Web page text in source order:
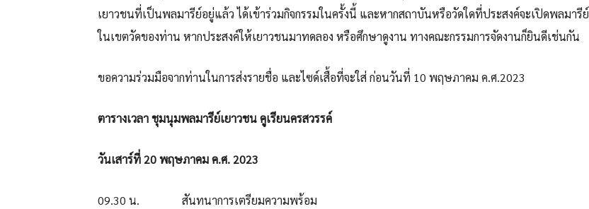
เยาวชนที่เป็นพลมารีย์อยู่แล้ว ได้เข้าร่วมกิจกรรมในครั้งนี้ และหากสถาบันหรือวัดใดที่ประสงค์จะเปิดพลมารีย์
ในเขตวัดของท่าน หากประสงค์ให้เยาวชนมาทดลอง หรือศึกษาดูงาน ทางคณะกรรมการจัดงานก็ยินดีเช่นกัน
ขอความร่วมมือจากท่านในการส่งรายชื่อ และไซด์เสื้อที่จะใส่ ก่อนวันที่ 10 พฤษภาคม ค.ศ.2023
ตารางเวลา ชุมนุมพลมารีย์เยาวชน คูเรียนครสวรรค์
วันเสาร์ที่20 พฤษภาคม ค.ศ. 2023
09.30 น. สันทนาการเตรียมความพร้อม